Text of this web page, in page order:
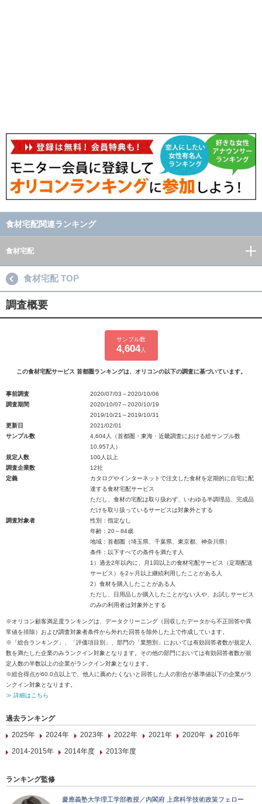
食材宅配関連ランキング
食材宅配
食材宅配 TOP
調査概要
サンプル数
4,604人
この食材宅配サービス 首都圏ランキングは、オリコンの以下の調査に基づいています。
事前調査
2020/07/03～2020/10/06
調査期間
2020/10/07～2020/10/19
2019/10/21～2019/10/31
更新日
2021/02/01
サンプル数
4,604人（首都圏・東海・近畿調査における総サンプル数
10,957人）
規定人数
100人以上
調査企業数
12社
定義
カタログやインターネットで注文した食材を定期的に自宅に配
達する食材宅配サービス
ただし、食材の宅配は取り扱わず、いわゆる半調理品、完成品
だけを取り扱っているサービスは対象外とする
調査対象者
性別：指定なし
年齢：20～84歳
地域：首都圏（埼玉県、千葉県、東京都、神奈川県）
条件：以下すべての条件を満たす人
1）過去2年以内に、月1回以上の食材宅配サービス（定期配送
サービス）を2ヶ月以上継続利用したことがある人
2）食材を購入したことがある人
ただし、日用品しか購入したことがない人や、お試しサービス
のみの利用者は対象外とする
※オリコン顧客満足度ランキングは、データクリーニング（回収したデータから不正回答や異
常値を排除）および調査対象者条件から外れた回答を除外した上で作成しています。
※「総合ランキング」、「評価項目別」、部門の「業態別」においては有効回答者数が規定人
数を満たした企業のみランクイン対象となります。その他の部門においては有効回答者数が規
定人数の半数以上の企業がランクイン対象となります。
※総合得点が60.0点以上で、他人に薦めたくないと回答した人の割合が基準値以下の企業がラ
ンクイン対象となります。
≫ 詳細はこちら
過去ランキング
2025年
2024年 2023年 2022年 2021年 2020年
2016年
2014-2015年
2014年度 2013年度
ランキング監修
慶應義塾大学理工学部教授／内閣府 上席科学技術政策フェロー